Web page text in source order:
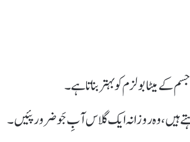
کے میٹابولزم کو بہتر بناتا ہے۔
ہیں، وہ روزانہ ایک گلاس آبِ جَو ضرور پئیں۔